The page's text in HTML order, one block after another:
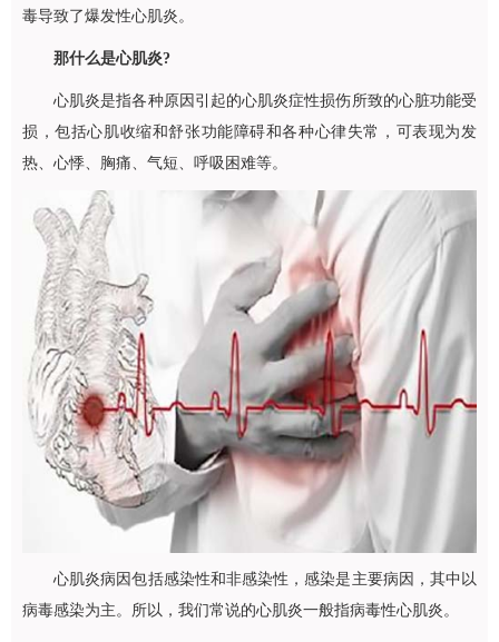
毒导致了爆发性心肌炎。
那什么是心肌炎?
心肌炎是指各种原因引起的心肌炎症性损伤所致的心脏功能受
损，包括心肌收缩和舒张功能障碍和各种心律失常，可表现为发
热、心悸、胸痛、气短、呼吸困难等。
心肌炎病因包括感染性和非感染性，感染是主要病因，其中以
病毒感染为主。所以，我们常说的心肌炎一般指病毒性心肌炎。